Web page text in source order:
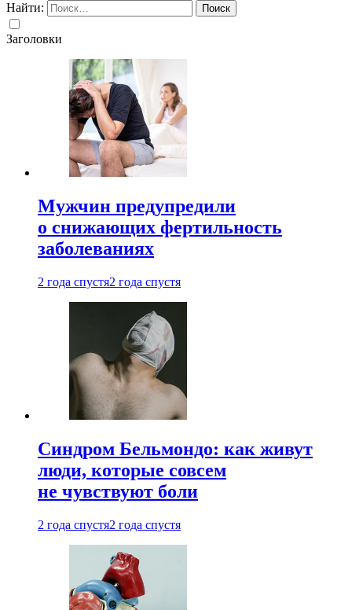
Найти:
Заголовки
Мужчин предупредили
о снижающих фертильность
заболеваниях
2 года спустя2 года спустя
Синдром Бельмондо: как живут
люди, которые совсем
не чувствуют боли
2 года спустя2 года спустя